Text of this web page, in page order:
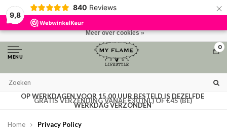
9,8
840 Reviews ×
MENU
0
GRATIS VERZENDING VANAF €30 (NL) OF €45 (BE)
OP WERKDAGEN VOOR 15.00 UUR BESTELD IS DEZELFDE
WERKDAG VERZONDEN
Home Privacy Policy
Door het gebruiken van onze website, ga je akkoord met het gebruik van
cookies om onze website te verbeteren.
Meer over cookies »